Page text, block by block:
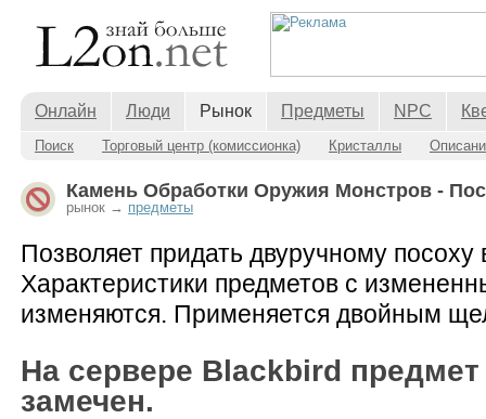
Онлайн Люди Рынок Предметы NPC
Поиск Торговый центр (комиссионка) Кристаллы
Камень Обработки Оружия Монстров -
рынок → предметы
Позволяет придать двуручному
Характеристики предметов с
изменяются. Применяется двойным
На сервере Blackbird предмет
замечен.